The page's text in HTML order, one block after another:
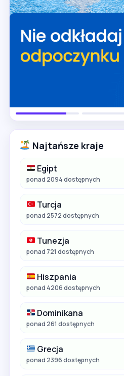
Najtańsze kraje
Egipt
ponad 2094 dostępnych
Turcja
ponad 2572 dostępnych
Tunezja
ponad 721 dostępnych
Hiszpania
ponad 4206 dostępnych
Dominikana
ponad 261 dostępnych
Grecja
ponad 2396 dostępnych